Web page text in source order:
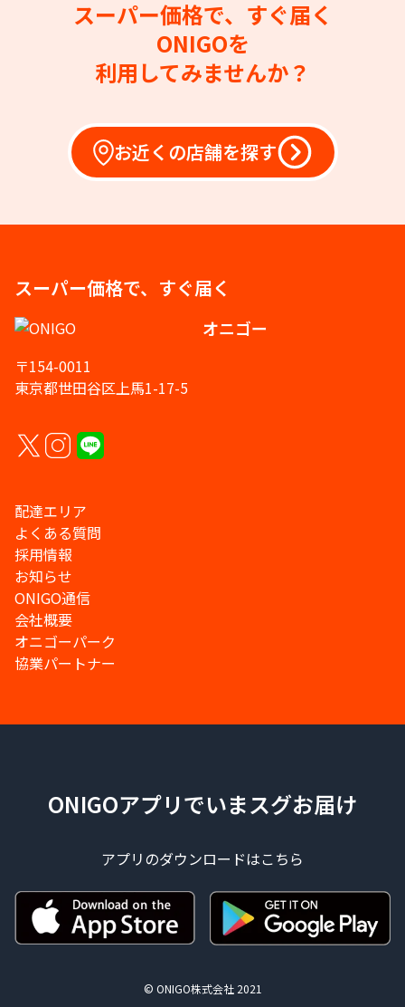
スーパー価格で、すぐ届く
ONIGOを
利用してみませんか？
お近くの店舗を探す
スーパー価格で、すぐ届く
オニゴー
〒154-0011
東京都世田谷区上馬1-17-5
配達エリア
よくある質問
採用情報
お知らせ
ONIGO通信
会社概要
オニゴーパーク
協業パートナー
ONIGOアプリでいまスグお届け
アプリのダウンロードはこちら
© ONIGO株式会社 2021